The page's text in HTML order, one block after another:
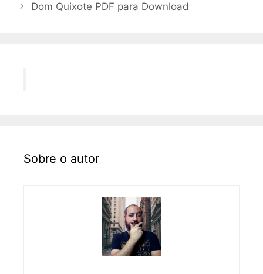
Dom Quixote PDF para Download
Sobre o autor